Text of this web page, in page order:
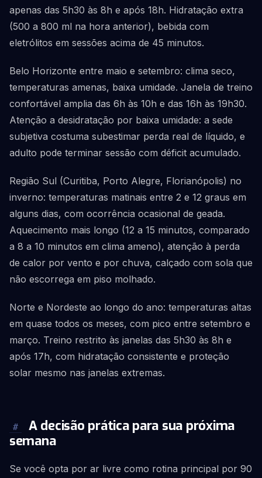
apenas das 5h30 às 8h e após 18h. Hidratação extra
(500 a 800 ml na hora anterior), bebida com
eletrólitos em sessões acima de 45 minutos.
Belo Horizonte entre maio e setembro: clima seco,
temperaturas amenas, baixa umidade. Janela de treino
confortável amplia das 6h às 10h e das 16h às 19h30.
Atenção a desidratação por baixa umidade: a sede
subjetiva costuma subestimar perda real de líquido, e
adulto pode terminar sessão com déficit acumulado.
Região Sul (Curitiba, Porto Alegre, Florianópolis) no
inverno: temperaturas matinais entre 2 e 12 graus em
alguns dias, com ocorrência ocasional de geada.
Aquecimento mais longo (12 a 15 minutos, comparado
a 8 a 10 minutos em clima ameno), atenção à perda
de calor por vento e por chuva, calçado com sola que
não escorrega em piso molhado.
Norte e Nordeste ao longo do ano: temperaturas altas
em quase todos os meses, com pico entre setembro e
março. Treino restrito às janelas das 5h30 às 8h e
após 17h, com hidratação consistente e proteção
solar mesmo nas janelas extremas.
#
A decisão prática para sua próxima
semana
Se você opta por ar livre como rotina principal por 90